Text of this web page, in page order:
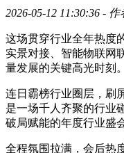
2026-05-12 11:30:36 - 作
这场贯穿行业全年热度
实景对接、智能物联网
量发展的关键高光时刻。
连日霸榜行业圈层，刷
是一场千人齐聚的行业
破局赋能的年度行业盛会
全程氛围拉满，会后热